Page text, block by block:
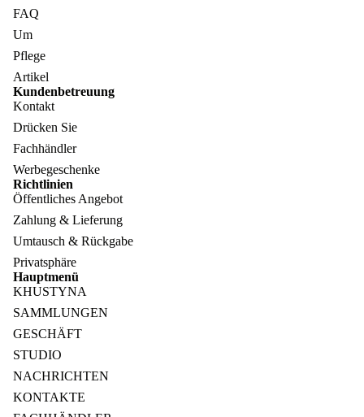
FAQ
Um
Pflege
Artikel
Kundenbetreuung
Kontakt
Drücken Sie
Fachhändler
Werbegeschenke
Richtlinien
Öffentliches Angebot
Zahlung & Lieferung
Umtausch & Rückgabe
Privatsphäre
Hauptmenü
KHUSTYNA
SAMMLUNGEN
GESCHÄFT
STUDIO
NACHRICHTEN
KONTAKTE